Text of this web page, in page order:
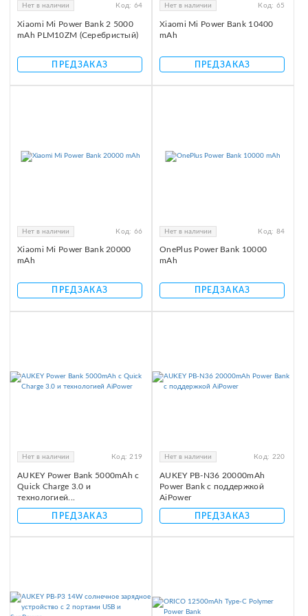
Нет в наличии Код: 64
Xiaomi Mi Power Bank 2 5000
mAh PLM10ZM (Серебристый)
ПРЕДЗАКАЗ
Нет в наличии Код: 65
Xiaomi Mi Power Bank 10400
mAh
ПРЕДЗАКАЗ
Нет в наличии Код: 66
Xiaomi Mi Power Bank 20000
mAh
ПРЕДЗАКАЗ
Нет в наличии Код: 84
OnePlus Power Bank 10000
mAh
ПРЕДЗАКАЗ
Нет в наличии Код: 219
AUKEY Power Bank 5000mAh с
Quick Charge 3.0 и
технологией...
ПРЕДЗАКАЗ
Нет в наличии Код: 220
AUKEY PB-N36 20000mAh
Power Bank с поддержкой
AiPower
ПРЕДЗАКАЗ